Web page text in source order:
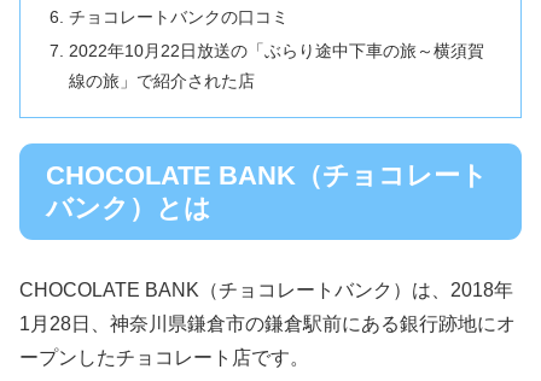
チョコレートバンクの口コミ
2022年10月22日放送の「ぶらり途中下車の旅～横須賀
線の旅」で紹介された店
CHOCOLATE BANK（チョコレート
バンク）とは
CHOCOLATE BANK（チョコレートバンク）は、2018年
1月28日、神奈川県鎌倉市の鎌倉駅前にある銀行跡地にオ
ープンしたチョコレート店です。